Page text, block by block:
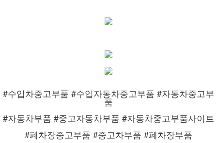
#수입차중고부품 #수입자동차중고부품 #자동차중고부
품
#자동차부품 #중고자동차부품 #자동차중고부품사이트
#폐차장중고부품 #중고차부품 #폐차장부품